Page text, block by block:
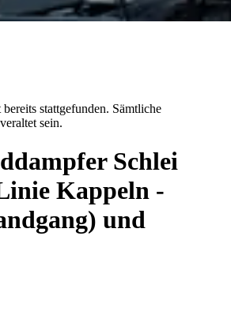
stattgefunden. Sämtliche
sein.
Schlei
Kappeln -
und